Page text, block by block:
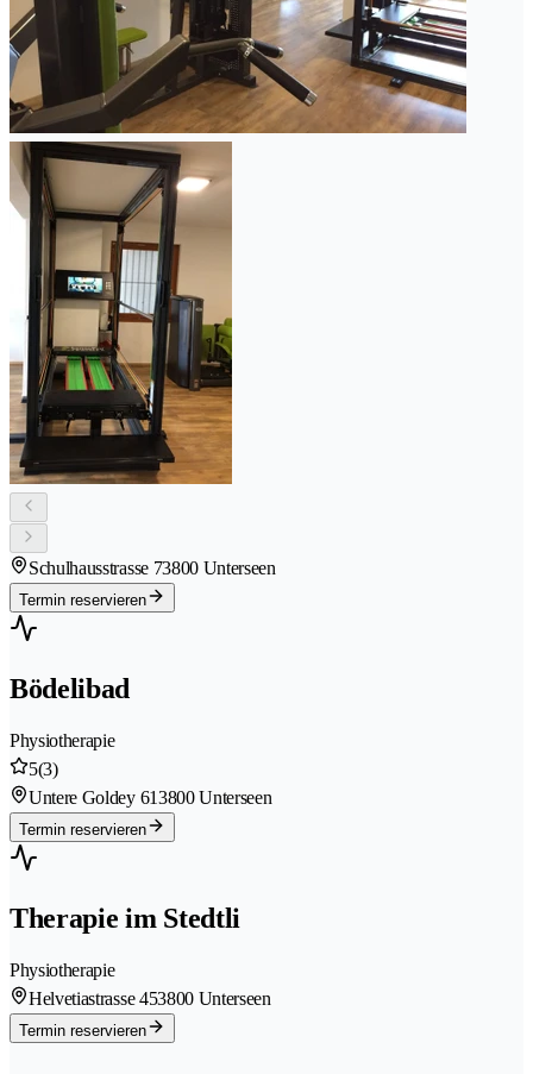
Schulhausstrasse 73800 Unterseen
Termin reservieren
Bödelibad
Physiotherapie
5(3)
Untere Goldey 613800 Unterseen
Termin reservieren
Therapie im Stedtli
Physiotherapie
Helvetiastrasse 453800 Unterseen
Termin reservieren